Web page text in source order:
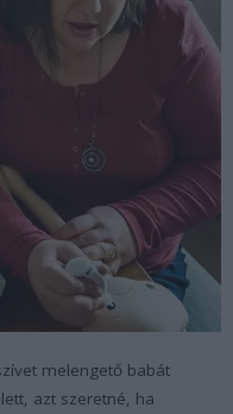
melengető babát
azt szeretné, ha